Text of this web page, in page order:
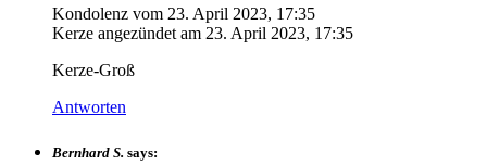
Kondolenz vom 23. April 2023, 17:35
Kerze angezündet am 23. April 2023, 17:35
Kerze-Groß
Antworten
Bernhard S. says: